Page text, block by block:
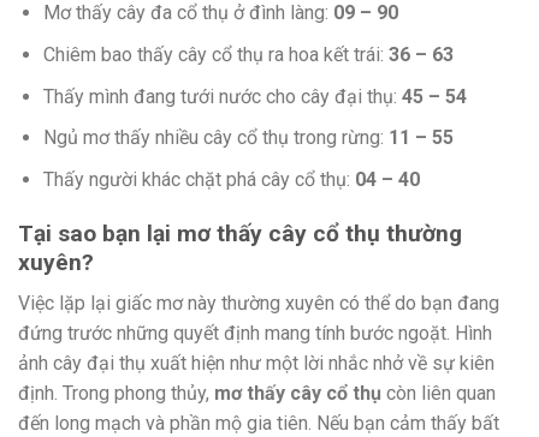
Mơ thấy cây đa cổ thụ ở đình làng: 09 – 90
Chiêm bao thấy cây cổ thụ ra hoa kết trái: 36 – 63
Thấy mình đang tưới nước cho cây đại thụ: 45 – 54
Ngủ mơ thấy nhiều cây cổ thụ trong rừng: 11 – 55
Thấy người khác chặt phá cây cổ thụ: 04 – 40
Tại sao bạn lại mơ thấy cây cổ thụ thường
xuyên?
Việc lặp lại giấc mơ này thường xuyên có thể do bạn đang
đứng trước những quyết định mang tính bước ngoặt. Hình
ảnh cây đại thụ xuất hiện như một lời nhắc nhở về sự kiên
định. Trong phong thủy, mơ thấy cây cổ thụ còn liên quan
đến long mạch và phần mộ gia tiên. Nếu bạn cảm thấy bất